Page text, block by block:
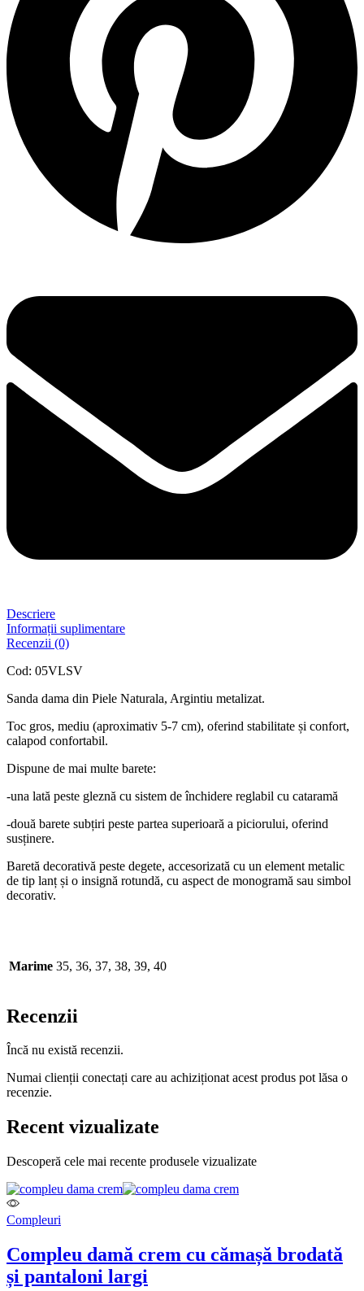
Descriere
Informații suplimentare
Recenzii (0)
Cod: 05VLSV
Sanda dama din Piele Naturala, Argintiu metalizat.
Toc gros, mediu (aproximativ 5-7 cm), oferind stabilitate și confort,
calapod confortabil.
Dispune de mai multe barete:
-una lată peste gleznă cu sistem de închidere reglabil cu cataramă
-două barete subțiri peste partea superioară a piciorului, oferind
susținere.
Baretă decorativă peste degete, accesorizată cu un element metalic
de tip lanț și o insignă rotundă, cu aspect de monogramă sau simbol
decorativ.
Marime 35, 36, 37, 38, 39, 40
Recenzii
Încă nu există recenzii.
Numai clienții conectați care au achiziționat acest produs pot lăsa o
recenzie.
Recent vizualizate
Descoperă cele mai recente produsele vizualizate
Compleuri
Compleu damă crem cu cămașă brodată
și pantaloni largi